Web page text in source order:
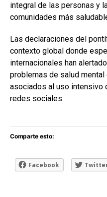
integral de las personas y
comunidades más
Las declaraciones del
contexto global donde
internacionales han
problemas de salud
asociados al uso
redes sociales.
Comparte esto:
Facebook